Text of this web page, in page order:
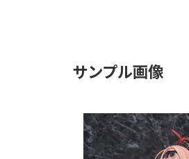
サンプル画像